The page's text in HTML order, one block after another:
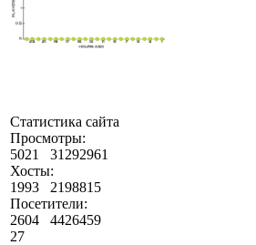
Статистика сайта
Просмотры:
5021
31292961
Хосты:
1993
2198815
Посетители:
2604
4426459
27